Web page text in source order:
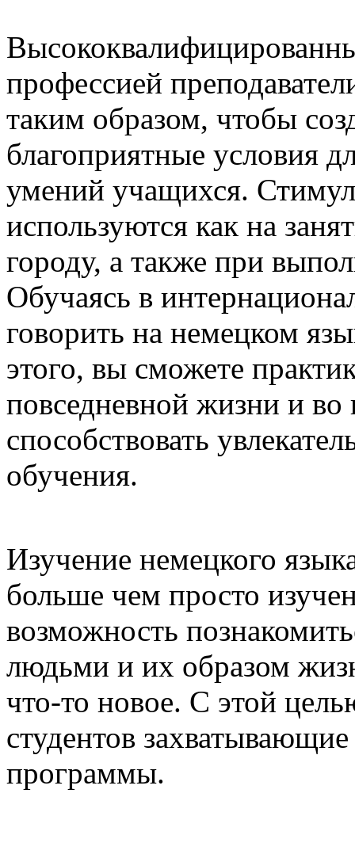
профессией
таким образом, чтобы
благоприятные условия
умений учащихся.
используются как на
городу, а также при
Обучаясь в
говорить на немецком
этого, вы сможете
повседневной жизни и во
способствовать
обучения.
Изучение немецкого
больше чем просто
возможность
людьми и их образом
что-то новое. С этой
студентов
программы.